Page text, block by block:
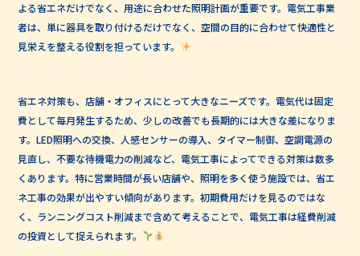
よる省エネだけでなく、用途に合わせた照明計画が重要です。電気工事業
者は、単に器具を取り付けるだけでなく、空間の目的に合わせて快適性と
見栄えを整える役割を担っています。
省エネ対策も、店舗・オフィスにとって大きなニーズです。電気代は固定
費として毎月発生するため、少しの改善でも長期的には大きな差になりま
す。LED照明への交換、人感センサーの導入、タイマー制御、空調電源の
見直し、不要な待機電力の削減など、電気工事によってできる対策は数多
くあります。特に営業時間が長い店舗や、照明を多く使う施設では、省エ
ネ工事の効果が出やすい傾向があります。初期費用だけを見るのではな
く、ランニングコスト削減まで含めて考えることで、電気工事は経費削減
の投資として捉えられます。